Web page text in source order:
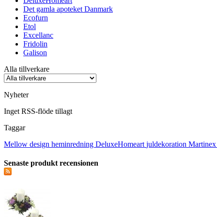
Det gamla apoteket Danmark
Ecofurn
Etol
Excellanc
Fridolin
Galison
Alla tillverkare
Nyheter
Inget RSS-flöde tillagt
Taggar
Mellow design heminredning DeluxeHomeart juldekoration Martinex
Senaste produkt recensionen